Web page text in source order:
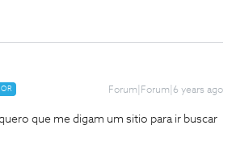
Forum|Forum|6 years ago
que me digam um sitio para ir buscar